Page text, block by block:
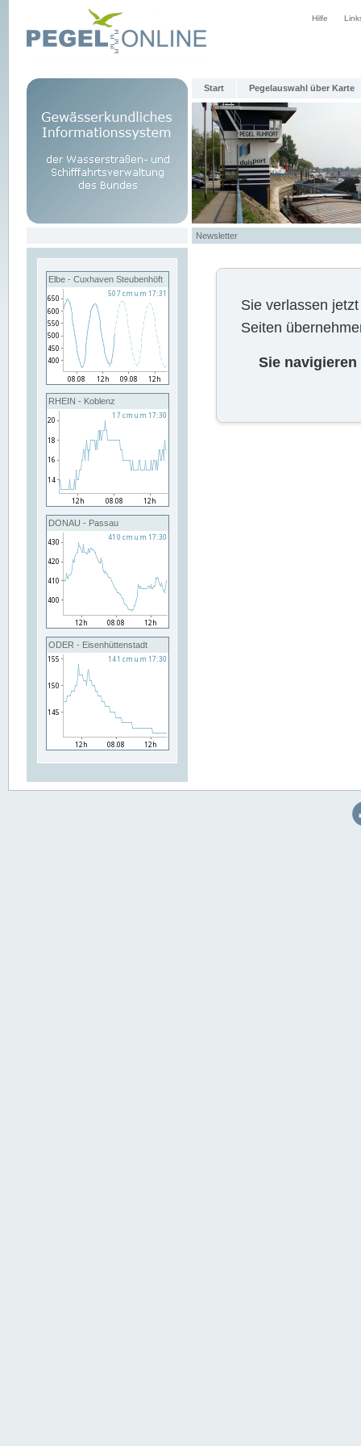
Hilfe
Start Pegelauswahl über Karte
Newsletter
Elbe - Cuxhaven Steubenhöft
RHEIN - Koblenz
DONAU - Passau
ODER - Eisenhüttenstadt
Sie verlassen
Seiten
Sie